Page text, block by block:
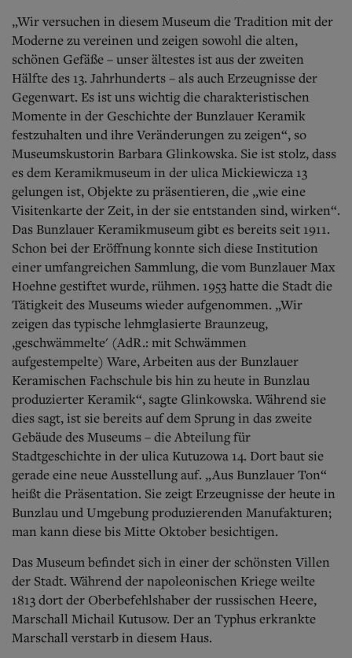
„Wir versuchen in diesem Museum die Tradition mit der
Moderne zu vereinen und zeigen sowohl die alten,
schönen Gefäße – unser ältestes ist aus der zweiten
Hälfte des 13. Jahrhunderts – als auch Erzeugnisse der
Gegenwart. Es ist uns wichtig die charakteristischen
Momente in der Geschichte der Bunzlauer Keramik
festzuhalten und ihre Veränderungen zu zeigen“, so
Museumskustorin Barbara Glinkowska. Sie ist stolz, dass
es dem Keramikmuseum in der ulica Mickiewicza 13
gelungen ist, Objekte zu präsentieren, die „wie eine
Visitenkarte der Zeit, in der sie entstanden sind, wirken“.
Das Bunzlauer Keramikmuseum gibt es bereits seit 1911.
Schon bei der Eröffnung konnte sich diese Institution
einer umfangreichen Sammlung, die vom Bunzlauer Max
Hoehne gestiftet wurde, rühmen. 1953 hatte die Stadt die
Tätigkeit des Museums wieder aufgenommen. „Wir
zeigen das typische lehmglasierte Braunzeug,
,geschwämmelte' (AdR.: mit Schwämmen
aufgestempelte) Ware, Arbeiten aus der Bunzlauer
Keramischen Fachschule bis hin zu heute in Bunzlau
produzierter Keramik“, sagte Glinkowska. Während sie
dies sagt, ist sie bereits auf dem Sprung in das zweite
Gebäude des Museums – die Abteilung für
Stadtgeschichte in der ulica Kutuzowa 14. Dort baut sie
gerade eine neue Ausstellung auf. „Aus Bunzlauer Ton“
heißt die Präsentation. Sie zeigt Erzeugnisse der heute in
Bunzlau und Umgebung produzierenden Manufakturen;
man kann diese bis Mitte Oktober besichtigen.
Das Museum befindet sich in einer der schönsten Villen
der Stadt. Während der napoleonischen Kriege weilte
1813 dort der Oberbefehlshaber der russischen Heere,
Marschall Michail Kutusow. Der an Typhus erkrankte
Marschall verstarb in diesem Haus.